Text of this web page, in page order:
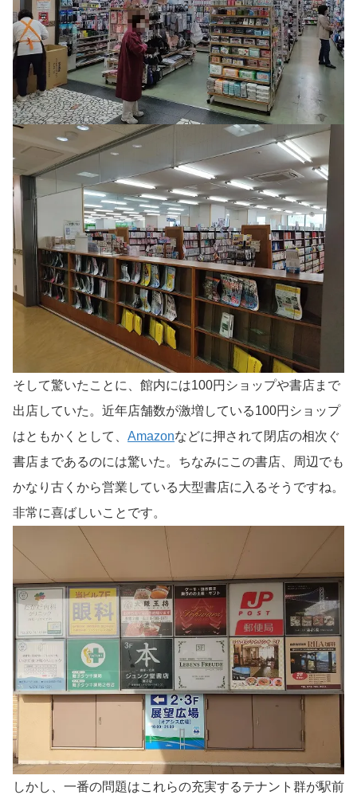
そして驚いたことに、館内には100円ショップや書店まで
出店していた。近年店舗数が激増している100円ショップ
はともかくとして、 Amazonなどに押されて閉店の相次ぐ
書店まであるのには驚いた。ちなみにこの書店、周辺でも
かなり古くから営業している大型書店に入るそうですね。
非常に喜ばしいことです。
しかし、一番の問題はこれらの充実するテナント群が駅前